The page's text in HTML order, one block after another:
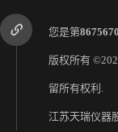
您是第8675670
版权所有
留所有权利.
江苏天瑞仪器